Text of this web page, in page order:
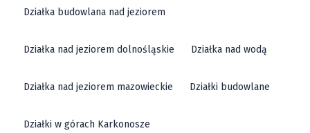
Działka budowlana nad jeziorem
Działka nad jeziorem dolnośląskie Działka nad wodą
Działka nad jeziorem mazowieckie Działki budowlane
Działki w górach Karkonosze